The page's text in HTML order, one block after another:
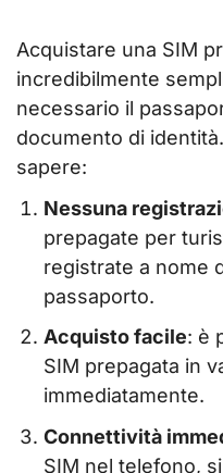
Acquistare una SIM
incredibilmente
necessario il
documento di
sapere:
Nessuna
prepagate per
registrate a nome
passaporto.
Acquisto facile: è
SIM prepagata in
immediatamente.
Connettività
SIM nel telefono,